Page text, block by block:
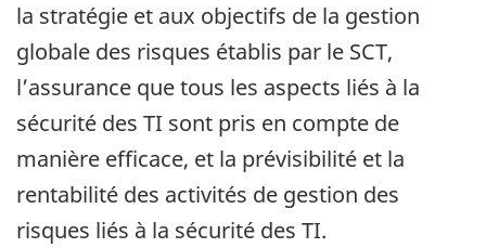
la stratégie et aux objectifs de la gestion
globale des risques établis par le SCT,
l’assurance que tous les aspects liés à la
sécurité des TI sont pris en compte de
manière efficace, et la prévisibilité et la
rentabilité des activités de gestion des
risques liés à la sécurité des TI.